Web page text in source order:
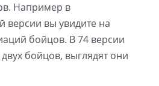
Например в
вы увидите на
бойцов. В 74 версии
бойцов, выглядят они